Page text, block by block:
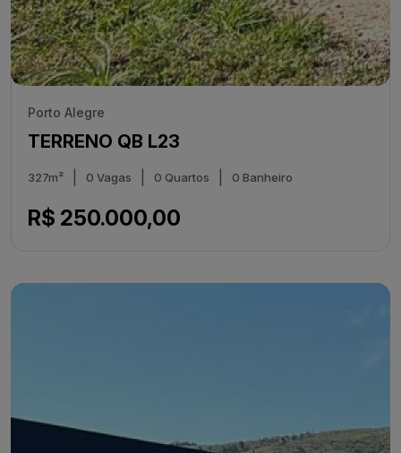
Porto Alegre
TERRENO QB L23
327m² 0 Vagas 0 Quartos 0 Banheiro
R$ 250.000,00